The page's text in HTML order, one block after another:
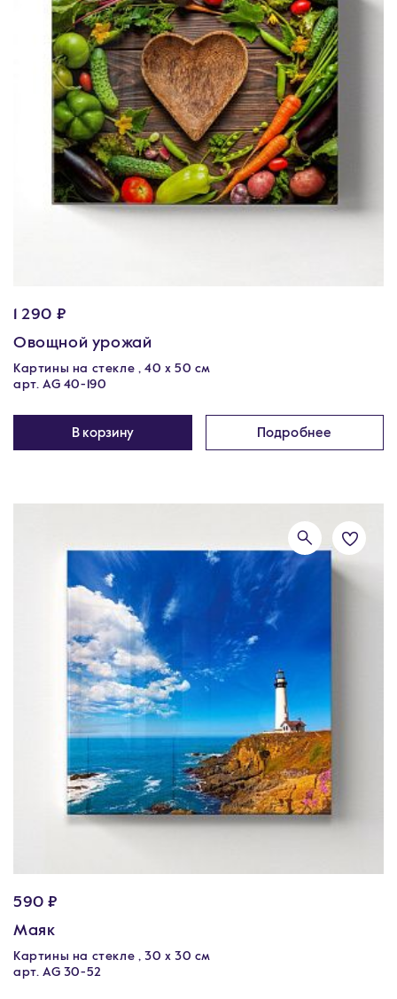
1 290 ₽
Овощной урожай
Картины на стекле , 40 х 50 см
арт. AG 40-190
В корзину Подробнее
590 ₽
Маяк
Картины на стекле , 30 x 30 см
арт. AG 30-52